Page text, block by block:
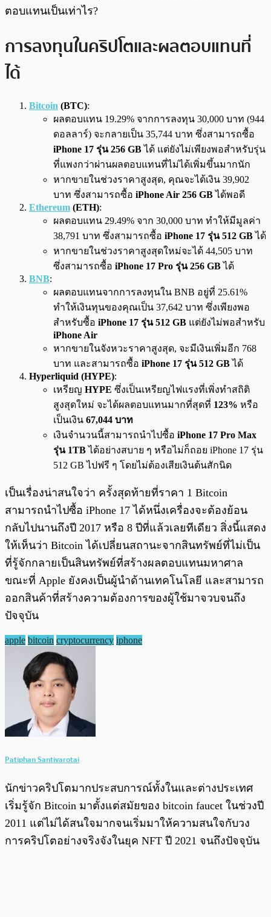
ตอบแทนเป็นเท่าไร?
การลงทุนในคริปโตและผลตอบแทนที่
ได้
Bitcoin (BTC):
ผลตอบแทน 19.29% จากการลงทุน 30,000 บาท (944
ดอลลาร์) จะกลายเป็น 35,744 บาท ซึ่งสามารถซื้อ
iPhone 17 รุ่น 256 GBได้ แต่ยังไม่เพียงพอสำหรับรุ่น
ที่แพงกว่าผ่านผลตอบแทนที่ไม่ได้เพิ่มขึ้นมากนัก
หากขายในช่วงราคาสูงสุด, คุณจะได้เงิน 39,902
บาท ซึ่งสามารถซื้อ iPhone Air 256 GBได้พอดี
Ethereum (ETH):
ผลตอบแทน 29.49% จาก 30,000 บาท ทำให้มีมูลค่า
38,791 บาท ซึ่งสามารถซื้อ iPhone 17 รุ่น 512 GBได้
หากขายในช่วงราคาสูงสุดใหม่จะได้ 44,505 บาท
ซึ่งสามารถซื้อ iPhone 17 Pro รุ่น 256 GBได้
BNB:
ผลตอบแทนจากการลงทุนใน BNB อยู่ที่ 25.61%
ทำให้เงินทุนของคุณเป็น 37,642 บาท ซึ่งเพียงพอ
สำหรับซื้อ iPhone 17 รุ่น 512 GB แต่ยังไม่พอสำหรับ
iPhone Air
หากขายในจังหวะราคาสูงสุด, จะมีเงินเพิ่มอีก 768
บาท และสามารถซื้อ iPhone 17 รุ่น 512 GBได้
Hyperliquid (HYPE):
เหรียญ HYPE ซึ่งเป็นเหรียญไฟแรงที่เพิ่งทำสถิติ
สูงสุดใหม่ จะได้ผลตอบแทนมากที่สุดที่ 123% หรือ
เป็นเงิน 67,044 บาท
เงินจำนวนนี้สามารถนำไปซื้อ iPhone 17 Pro Max
รุ่น 1TBได้อย่างสบาย ๆ หรือไม่ก็ถอย iPhone 17 รุ่น
512 GB ไปฟรี ๆ โดยไม่ต้องเสียเงินต้นสักนิด
เป็นเรื่องน่าสนใจว่า ครั้งสุดท้ายที่ราคา 1 Bitcoin
สามารถนำไปซื้อ iPhone 17 ได้หนึ่งเครื่องจะต้องย้อน
กลับไปนานถึงปี 2017 หรือ 8 ปีที่แล้วเลยทีเดียว สิ่งนี้แสดง
ให้เห็นว่า Bitcoin ได้เปลี่ยนสถานะจากสินทรัพย์ที่ไม่เป็น
ที่รู้จักกลายเป็นสินทรัพย์ที่สร้างผลตอบแทนมหาศาล
ขณะที่ Apple ยังคงเป็นผู้นำด้านเทคโนโลยี และสามารถ
ออกสินค้าที่สร้างความต้องการของผู้ใช้มาจวบจนถึง
ปัจจุบัน
apple bitcoin cryptocurrency iphone
Patiphan Santivarotai
นักข่าวคริปโตมากประสบการณ์ทั้งในและต่างประเทศ
เริ่มรู้จัก Bitcoin มาตั้งแต่สมัยของ bitcoin faucet ในช่วงปี
2011 แต่ไม่ได้สนใจมากจนเริ่มมาให้ความสนใจกับวง
การคริปโตอย่างจริงจังในยุค NFT ปี 2021 จนถึงปัจจุบัน